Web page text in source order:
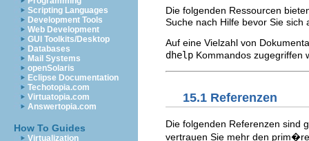
Scripting Languages
Development Tools
Web Development
GUI Toolkits/Desktop
Databases
Mail Systems
openSolaris
Eclipse Documentation
Techotopia.com
Virtuatopia.com
Answertopia.com
How To Guides
Virtualization
Die folgenden Ressourcen
Suche nach Hilfe bevor Sie sich
Auf eine Vielzahl von
dhelp Kommandos zugegriffen
15.1 Referenzen
Die folgenden Referenzen sind
vertrauen Sie mehr den